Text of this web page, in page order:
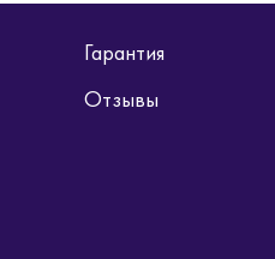
Гарантия
Отзывы